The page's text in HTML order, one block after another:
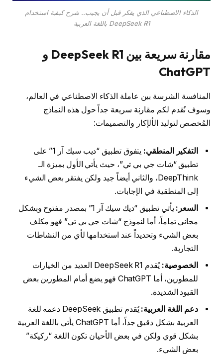
الذكاء الاصطناعي الذي يفكر قبل أن يجيب.. شرح كيفية استخدام
DeepSeek R1 باللغة العربية
مقارنة سريعة بين DeepSeek R1 و
ChatGPT
المنافسة الشرسة بين عاملة الذكاء الاصطناعي في العالم،
وسوف نُقدم لكم مقارنة سريعة جداً حول هذه النماذج
المُخصص لتوليد الألإكار والتصميمات:
التفكير المنطقي:
يتفوق تطبيق “ديب سيك آر 1” على
تطبيق “شات جي بي تي”، حيث يأتي الأول بميزة الـ
DeepThink، والثاني أيضاً جيد ولكن يفتقر بعض الشيء
إلى المنطقية في الإجابات.
السعر:
يأتي تطبيق “ديك سيك آر 1” بمصدر مفتوح وبشكل
مجاني تماماً، أما لنموذج “شات جي بي تي” فهو مكلف
بعض الشيء وتحديداً عند استخدامها لأي من النشاطات
التجارية.
الخصوصية:
يُقدم DeepSeek R1 العديد من الخيارات
للمطورين، أما ChatGPT فهو يضع أمام المطورين بعض
القيود الشديدة.
دعم اللغة العربية:
يُقدم تطبيق DeepSeek دعمه للغة
العربية بشكل دقيق جداً، أما ChatGPT يأتي باللغة العربية
بشكل قوي ولكن في بعض الأحيان تكون اللغة “ركيكة”
بعض الشيء.